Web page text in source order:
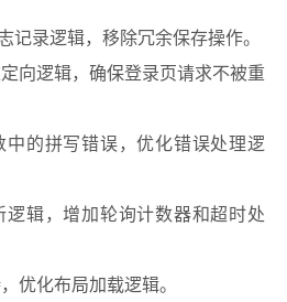
记录逻辑，移除冗余保存操作。
向逻辑，确保登录页请求不被重
中的拼写错误，优化错误处理逻
逻辑，增加轮询计数器和超时处
优化布局加载逻辑。